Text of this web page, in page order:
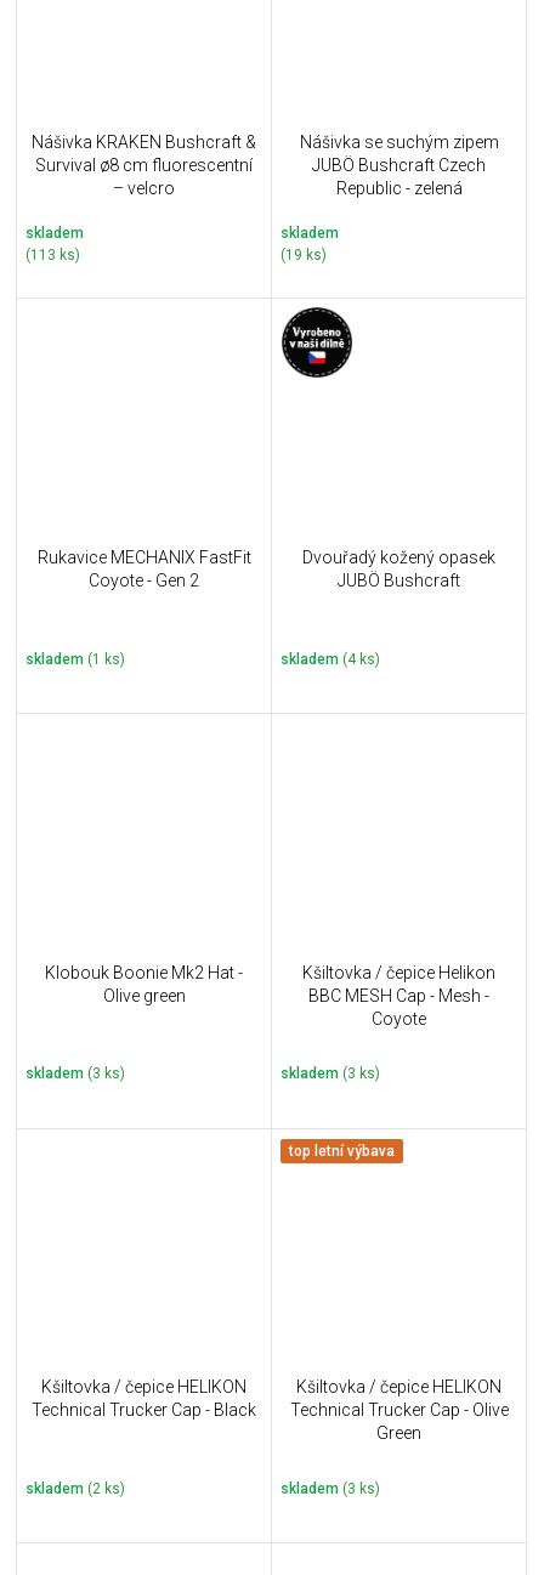
Nášivka KRAKEN Bushcraft &
Survival ø8 cm fluorescentní
– velcro
skladem
(113 ks)
Nášivka se suchým zipem
JUBÖ Bushcraft Czech
Republic - zelená
skladem
(19 ks)
Rukavice MECHANIX FastFit
Coyote - Gen 2
skladem (1 ks)
Dvouřadý kožený opasek
JUBÖ Bushcraft
skladem (4 ks)
Klobouk Boonie Mk2 Hat -
Olive green
skladem (3 ks)
Kšiltovka / čepice Helikon
BBC MESH Cap - Mesh -
Coyote
skladem (3 ks)
Kšiltovka / čepice HELIKON
Technical Trucker Cap - Black
skladem (2 ks)
top letní výbava
Kšiltovka / čepice HELIKON
Technical Trucker Cap - Olive
Green
skladem (3 ks)